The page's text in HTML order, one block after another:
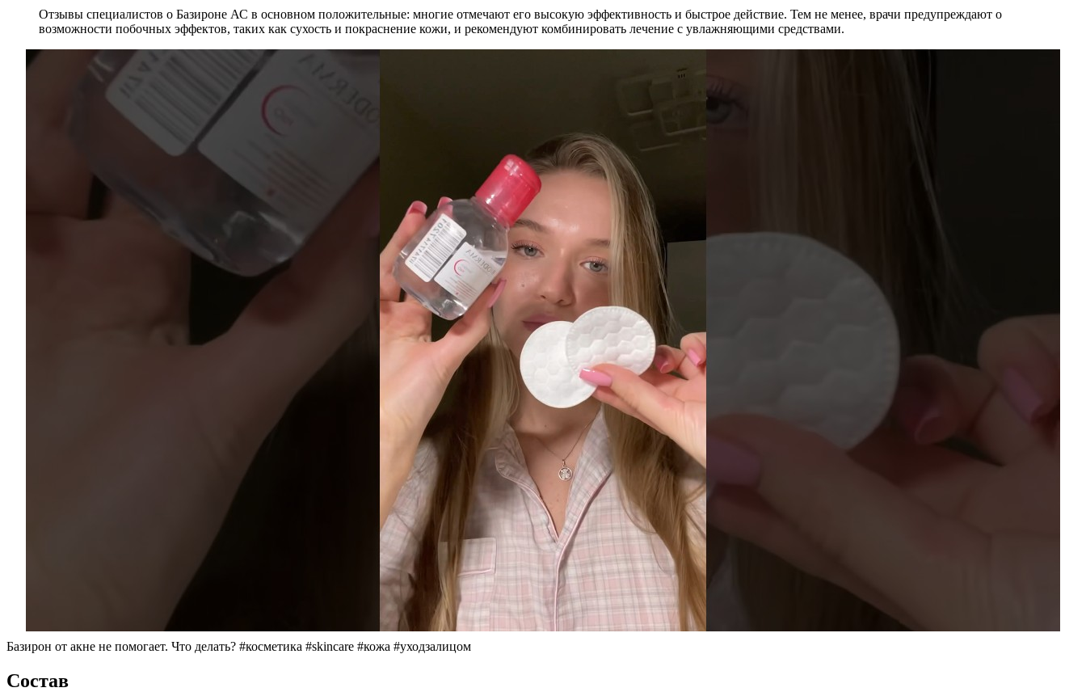
Отзывы специалистов о Базироне АС в основном положительные: многие отмечают его высокую эффективность и быстрое действие. Тем не менее, врачи предупреждают о
возможности побочных эффектов, таких как сухость и покраснение кожи, и рекомендуют комбинировать лечение с увлажняющими средствами.
Базирон от акне не помогает. Что делать? #косметика #skincare #кожа #уходзалицом
Состав